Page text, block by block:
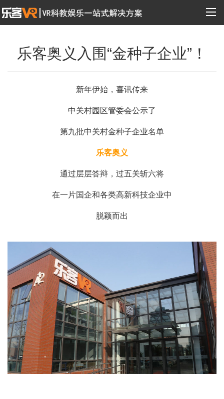
乐客奥义入围“金种子企业”！
新年伊始，喜讯传来
中关村园区管委会公示了
第九批中关村金种子企业名单
乐客奥义
通过层层答辩，过五关斩六将
在一片国企和各类高新科技企业中
脱颖而出